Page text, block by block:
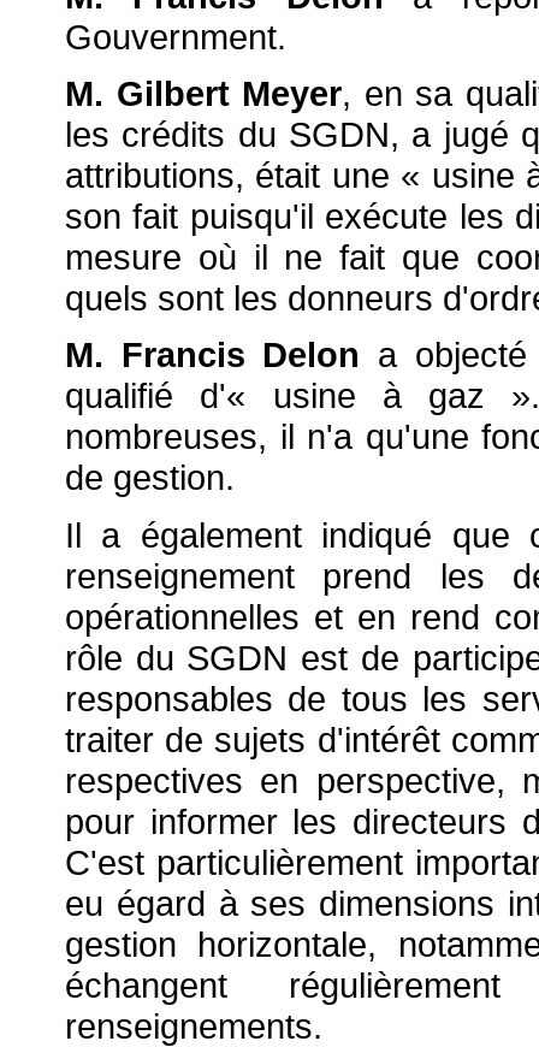
Gouvernment.
M. Gilbert Meyer, en sa
les crédits du SGDN, a jugé
attributions, était une « usine
son fait puisqu'il exécute les
mesure où il ne fait que
quels sont les donneurs
M. Francis Delon a
qualifié d'« usine à gaz
nombreuses, il n'a qu'une
de gestion.
Il a également indiqué que
renseignement prend les
opérationnelles et en rend
rôle du SGDN est de
responsables de tous les
traiter de sujets d'intérêt
respectives en perspective,
pour informer les directeurs
C'est particulièrement
eu égard à ses dimensions
gestion horizontale,
échangent
renseignements.